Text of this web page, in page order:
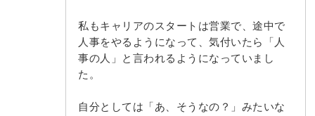
私もキャリアのスタートは営業で、途中で
人事をやるようになって、気付いたら「人
事の人」と言われるようになっていまし
た。
自分としては「あ、そうなの？」みたいな